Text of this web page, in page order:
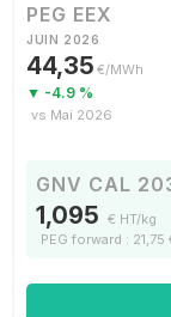
PEG EEX
JUIN 2026
44,35 €/MWh
▼ -4.9 %
vs Mai 2026
GNV CAL
1,095 € HT/kg
PEG forward : 21,75